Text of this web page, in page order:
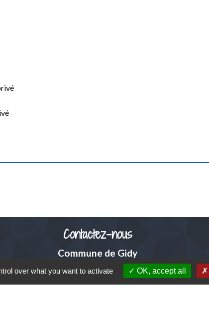
Contactez-nous
Commune de Gidy
Place Lucien Bourgon
45520 Gidy - FRANCE
over what you want to activate OK, accept all